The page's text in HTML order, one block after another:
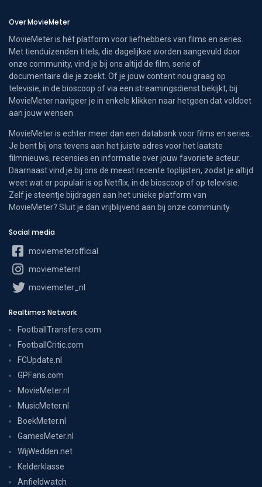
Over MovieMeter
MovieMeter is hét platform voor liefhebbers van films en series.
Met tienduizenden titels, die dagelijkse worden aangevuld door
onze community, vind je bij ons altijd de film, serie of
documentaire die je zoekt. Of je jouw content nou graag op
televisie, in de bioscoop of via een streamingsdienst bekijkt, bij
MovieMeter navigeer je in enkele klikken naar hetgeen dat voldoet
aan jouw wensen.
MovieMeter is echter meer dan een databank voor films en series.
Je bent bij ons tevens aan het juiste adres voor het laatste
filmnieuws, recensies en informatie over jouw favoriete acteur.
Daarnaast vind je bij ons de meest recente toplijsten, zodat je altijd
weet wat er populair is op Netflix, in de bioscoop of op televisie.
Zelf je steentje bijdragen aan het unieke platform van
MovieMeter? Sluit je dan vrijblijvend aan bij onze community.
Social media
moviemeterofficial
moviemeternl
moviemeter_nl
Realtimes Network
FootballTransfers.com
FootballCritic.com
FCUpdate.nl
GPFans.com
MovieMeter.nl
MusicMeter.nl
BoekMeter.nl
GamesMeter.nl
WijWedden.net
Kelderklasse
Anfieldwatch